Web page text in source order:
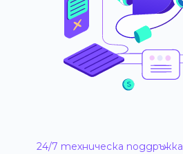
24/7 техническа поддръжка